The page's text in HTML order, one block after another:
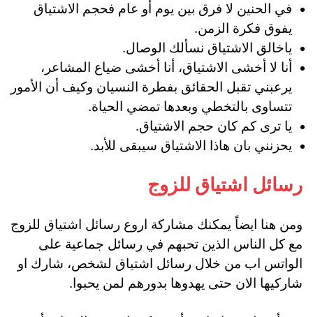
في الحنين لا فرق بين يوم أو عام فحجم الاشتياق
يفوق فكرة الزمن.
ياخالق الاشتياق نسألك الوصال.
أنا لا أخشى الاشتياق، أنا أخشى ضياع المشاعر،
يرعبني تقبل الحقائق بفطرة النسيان وكيف أن الأمور
تتساوى بالتخطي وبعدها تمضي الحياة.
يا ترى كم كان حجم الاشتياق.
يحزنني بان هاذا الاشتياق سيبقى للأبد.
رسائل اشتياق للزوج
ومن هنا ايضاً يمكنك مشاركة اروع رسائل اشتياق للزوج
مع كل الناس الذين تحبهم في رسائل جماعية على
الواتس اب من خلال رسائل اشتياق لشخص، شارك او
شاركيها الان حتى يهدوها بدورهم لمن يحبوا.